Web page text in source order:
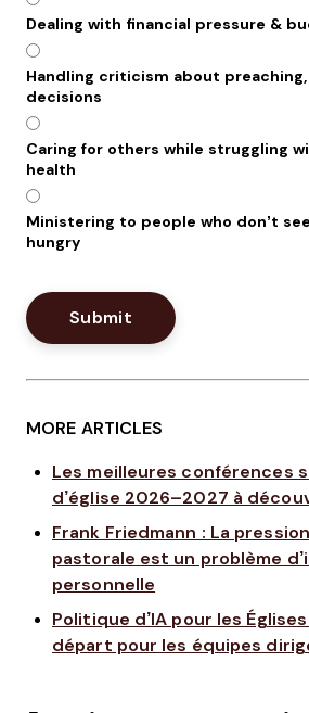
Dealing with financial pressure &
Handling criticism about
decisions
Caring for others while struggling
health
Ministering to people who don’t
hungry
MORE ARTICLES
Les meilleures conférences
d’église 2026–2027 à
Frank Friedmann : La
pastorale est un problème
personnelle
Politique d’IA pour les
départ pour les équipes